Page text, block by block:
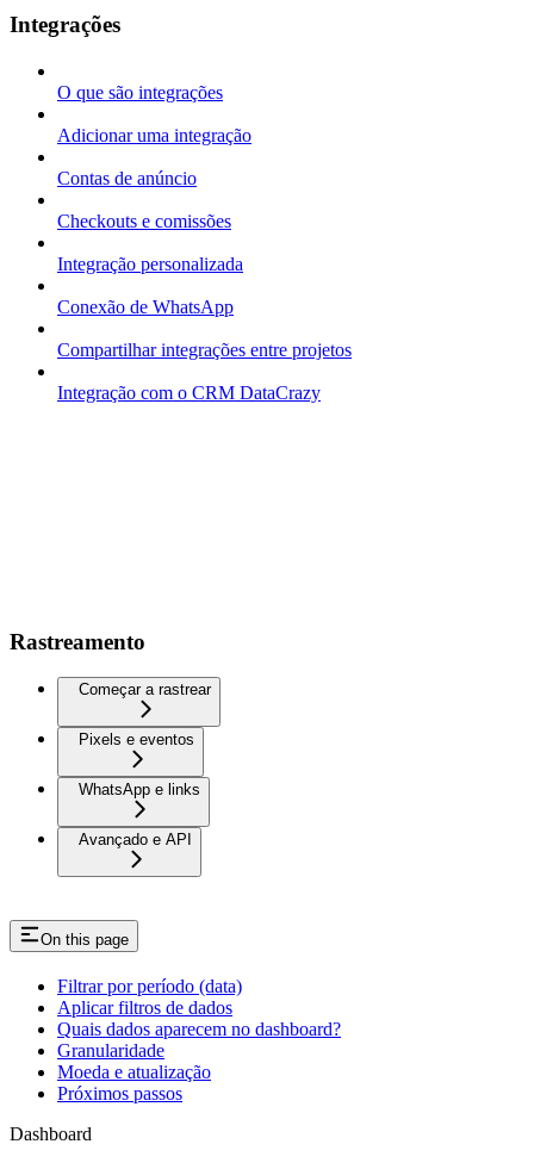
Integrações
O que são integrações
Adicionar uma integração
Contas de anúncio
Checkouts e comissões
Integração personalizada
Conexão de WhatsApp
Compartilhar integrações entre projetos
Integração com o CRM DataCrazy
Rastreamento
Começar a rastrear
Pixels e eventos
WhatsApp e links
Avançado e API
On this page
Filtrar por período (data)
Aplicar filtros de dados
Quais dados aparecem no dashboard?
Granularidade
Moeda e atualização
Próximos passos
Dashboard